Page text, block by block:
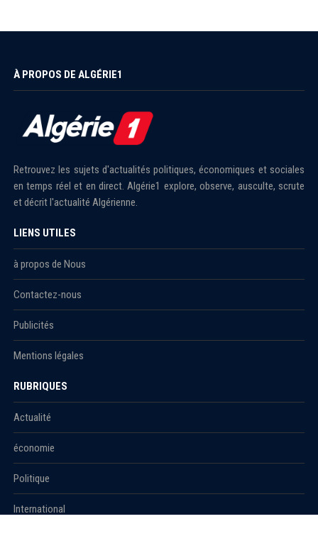
À PROPOS DE ALGÉRIE1
Retrouvez les sujets d'actualités politiques, économiques et sociales
en temps réel et en direct. Algérie1 explore, observe, ausculte, scrute
et décrit l'actualité Algérienne.
LIENS UTILES
à propos de Nous
Contactez-nous
Publicités
Mentions légales
RUBRIQUES
Actualité
économie
Politique
International